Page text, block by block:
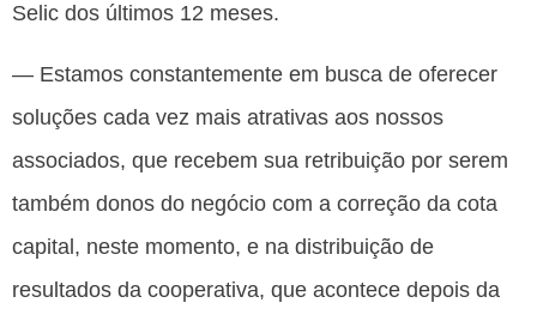
Selic dos últimos 12 meses.
— Estamos constantemente em busca de oferecer
soluções cada vez mais atrativas aos nossos
associados, que recebem sua retribuição por serem
também donos do negócio com a correção da cota
capital, neste momento, e na distribuição de
resultados da cooperativa, que acontece depois da